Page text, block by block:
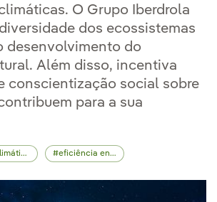
O Grupo Iberdrola
dos ecossistemas
desenvolvimento do
Além disso, incentiva
conscientização social sobre
para a sua
eficiência energética